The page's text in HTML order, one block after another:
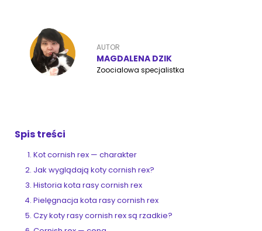
Wyszukiwarka ras psów
AUTOR
MAGDALENA DZIK
Zoocialowa specjalistka
Spis treści
Kot cornish rex — charakter
Jak wyglądają koty cornish rex?
Historia kota rasy cornish rex
Pielęgnacja kota rasy cornish rex
Czy koty rasy cornish rex są rzadkie?